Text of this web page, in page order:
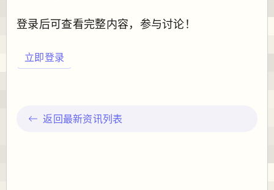
登录后可查看完整内容，参与讨论！
立即登录
返回最新资讯列表